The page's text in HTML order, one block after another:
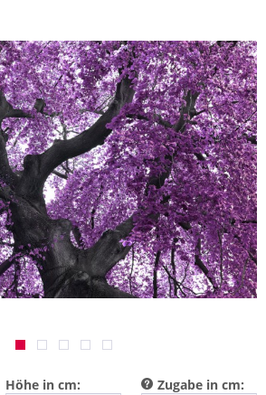
Höhe in cm: Zugabe in cm: